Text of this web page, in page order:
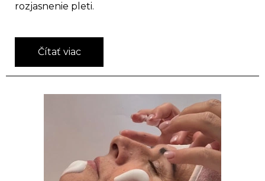
rozjasnenie pleti.
Čítať viac